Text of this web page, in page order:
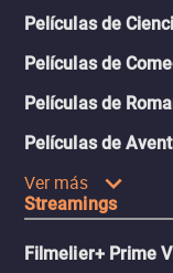
Películas de
Películas de
Películas de
Películas de
Ver más
Streamings
Filmelier+ Prime